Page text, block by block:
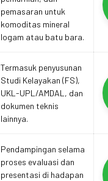
pemasaran untuk
komoditas mineral
logam atau batu bara.
Termasuk penyusunan
Studi Kelayakan (FS),
UKL-UPL/AMDAL, dan
dokumen teknis
lainnya.
Pendampingan selama
proses evaluasi dan
presentasi di hadapan